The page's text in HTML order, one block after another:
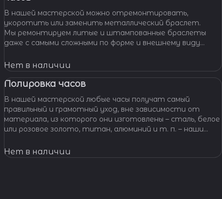
В нашей мастерской можно отремонтировать,
укоротить или заменить металлический браслет.
Мы ремонтируем литые и штампованные браслеты
даже с самыми сложными по форме и внешнему виду
Нет в наличии
Полировка часов
В нашей мастерской любые часы получат самый
правильный и грамотный уход, вне зависимости от
материала, из которого они изготовлены – сталь, белое
или розовое золото, титан, алюминий и т. п. – наши
материал.
Нет в наличии